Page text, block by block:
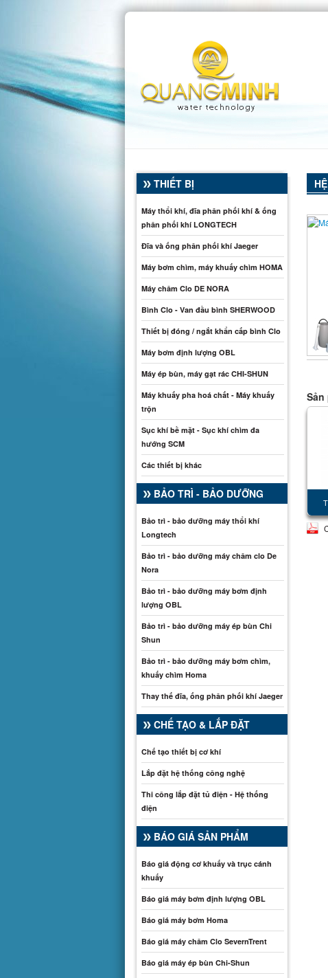
THIẾT BỊ
Máy thổi khí, đĩa phân phối khí & ống
phân phối khí LONGTECH
Đĩa và ống phân phối khí Jaeger
Máy bơm chìm, máy khuấy chìm HOMA
Máy châm Clo DE NORA
Bình Clo - Van đầu bình SHERWOOD
Thiết bị đóng / ngắt khẩn cấp bình Clo
Máy bơm định lượng OBL
Máy ép bùn, máy gạt rác CHI-SHUN
Máy khuấy pha hoá chất - Máy khuấy
trộn
Sục khí bề mặt - Sục khí chìm đa
hướng SCM
Các thiết bị khác
BẢO TRÌ - BẢO DƯỠNG
Bảo trì - bảo dưỡng máy thổi khí
Longtech
Bảo trì - bảo dưỡng máy châm clo De
Nora
Bảo trì - bảo dưỡng máy bơm định
lượng OBL
Bảo trì - bảo dưỡng máy ép bùn Chi
Shun
Bảo trì - bảo dưỡng máy bơm chìm,
khuấy chìm Homa
Thay thế đĩa, ống phân phối khí Jaeger
CHẾ TẠO & LẮP ĐẶT
Chế tạo thiết bị cơ khí
Lắp đặt hệ thống công nghệ
Thi công lắp đặt tủ điện - Hệ thống
điện
BÁO GIÁ SẢN PHẨM
Báo giá động cơ khuấy và trục cánh
khuấy
Báo giá máy bơm định lượng OBL
Báo giá máy bơm Homa
Báo giá máy châm Clo SevernTrent
Báo giá máy ép bùn Chi-Shun
Sản
Mặt nạ phòng độc
Wet Odor Control Scrubber
Catalogue sp